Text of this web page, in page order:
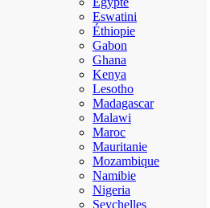
Eswatini
Éthiopie
Gabon
Ghana
Kenya
Lesotho
Madagascar
Malawi
Maroc
Mauritanie
Mozambique
Namibie
Nigeria
Seychelles